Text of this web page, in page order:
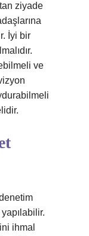
ziyade
İyi bir
ve
ihmal